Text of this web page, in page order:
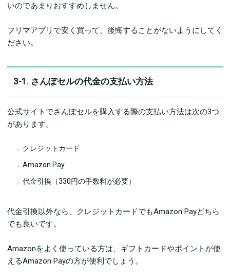
いのであまりおすすめしません。
フリマアプリで安く買って、後悔することがないようにしてく
ださい。
3-1. さんぽセルの代金の支払い方法
公式サイトでさんぽセルを購入する際の支払い方法は次の3つ
があります。
クレジットカード
Amazon Pay
代金引換（330円の手数料が必要）
代金引換以外なら、クレジットカードでもAmazon Payどちら
でも良いです。
Amazonをよく使っている方は、ギフトカードやポイントが使
えるAmazon Payの方が便利でしょう。